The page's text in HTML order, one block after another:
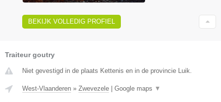
BEKIJK VOLLEDIG PROFIEL
Traiteur goutry
Niet gevestigd in de plaats Kettenis en in de provincie Luik.
West-Vlaanderen » Zwevezele Google maps ▼